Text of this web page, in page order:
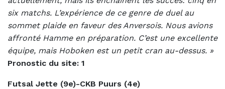
six matchs. L’expérience de ce genre de duel au
sommet plaide en faveur des Anversois. Nous avions
affronté Hamme en préparation. C’est une excellente
équipe, mais Hoboken est un petit cran au-dessus. »
Pronostic du site: 1
Futsal Jette (9e)-CKB Puurs (4e)